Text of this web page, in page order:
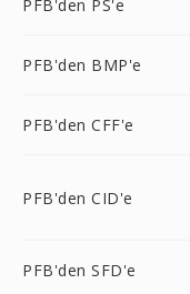
PFB'den PS'e
PFB'den BMP'e
PFB'den CFF'e
PFB'den CID'e
PFB'den SFD'e